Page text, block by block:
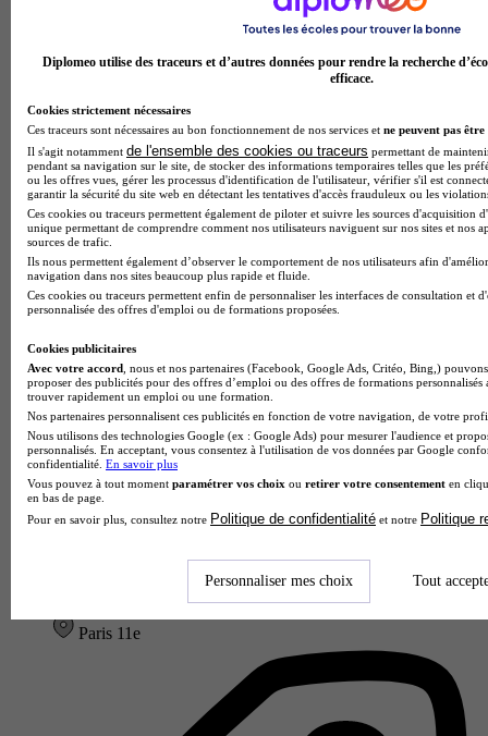
École spécialisée
Voir l’établissement
Paris 11e
Diplomeo utilise des traceurs et d’autres données pour rendre la recherche
efficace.
Cookies strictement nécessaires
Ces traceurs sont nécessaires au bon fonctionnement de nos services et ne peuvent pas être
Il s'agit notamment de l'ensemble des cookies ou traceurs permettant de
pendant sa navigation sur le site, de stocker des informations temporaires telles que les
ou les offres vues, gérer les processus d'identification de l'utilisateur, vérifier s'il est
garantir la sécurité du site web en détectant les tentatives d'accès frauduleux ou les
Ces cookies ou traceurs permettent également de piloter et suivre les sources d'acquisition
unique permettant de comprendre comment nos utilisateurs naviguent sur nos sites et nos
sources de trafic.
Ils nous permettent également d’observer le comportement de nos utilisateurs afin
navigation dans nos sites beaucoup plus rapide et fluide.
Ces cookies ou traceurs permettent enfin de personnaliser les interfaces de consultation et
personnalisée des offres d'emploi ou de formations proposées.
Cookies publicitaires
Avec votre accord , nous et nos partenaires (Facebook, Google Ads, Critéo, Bing,)
proposer des publicités pour des offres d’emploi ou des offres de formations
trouver rapidement un emploi ou une formation.
Nos partenaires personnalisent ces publicités en fonction de votre navigation, de votre
Nous utilisons des technologies Google (ex : Google Ads) pour mesurer l'audience et
personnalisés. En acceptant, vous consentez à l'utilisation de vos données par Google
confidentialité. En savoir plus
Vous pouvez à tout moment paramétrer vos choix ou retirer votre consentement en
en bas de page.
Pour en savoir plus, consultez notre Politique de confidentialité et notre Politique
Personnaliser mes choix Tout